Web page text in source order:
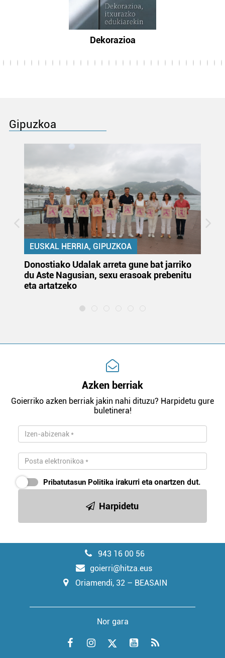
Dekorazioa
Gipuzkoa
EUSKAL HERRIA, GIPUZKOA
Donostiako Udalak arreta gune bat jarriko
du Aste Nagusian, sexu erasoak prebenitu
eta artatzeko
Azken berriak
Goierriko azken berriak jakin nahi dituzu? Harpidetu gure
buletinera!
Pribatutasun Politika irakurri eta onartzen dut.
Harpidetu
943 16 00 56
goierri@hitza.eus
Oriamendi, 32 – BEASAIN
Nor gara